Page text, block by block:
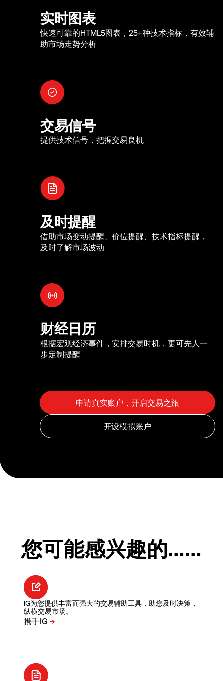
实时图表
快速可靠的HTML5图表，25+种技术指标，有效辅
助市场走势分析
交易信号
提供技术信号，把握交易良机
及时提醒
借助市场变动提醒、价位提醒、技术指标提醒，
及时了解市场波动
财经日历
根据宏观经济事件，安排交易时机，更可先人一
步定制提醒
您可能感兴趣的……
IG为您提供丰富而强大的交易辅助工具，助您及时决策，
纵横交易市场。